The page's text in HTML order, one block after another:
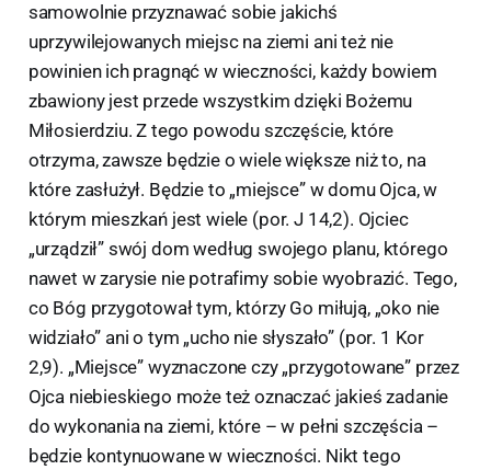
samowolnie przyznawać sobie jakichś
uprzywilejowanych miejsc na ziemi ani też nie
powinien ich pragnąć w wieczności, każdy bowiem
zbawiony jest przede wszystkim dzięki Bożemu
Miłosierdziu. Z tego powodu szczęście, które
otrzyma, zawsze będzie o wiele większe niż to, na
które zasłużył. Będzie to „miejsce” w domu Ojca, w
którym mieszkań jest wiele (por. J 14,2). Ojciec
„urządził” swój dom według swojego planu, którego
nawet w zarysie nie potrafimy sobie wyobrazić. Tego,
co Bóg przygotował tym, którzy Go miłują, „oko nie
widziało” ani o tym „ucho nie słyszało” (por. 1 Kor
2,9). „Miejsce” wyznaczone czy „przygotowane” przez
Ojca niebieskiego może też oznaczać jakieś zadanie
do wykonania na ziemi, które – w pełni szczęścia –
będzie kontynuowane w wieczności. Nikt tego